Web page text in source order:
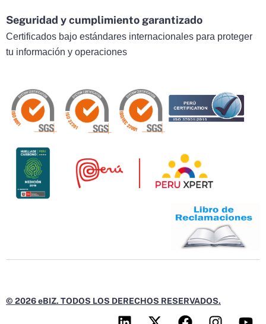
Seguridad y cumplimiento garantizado
Certificados bajo estándares internacionales para proteger
tu información y operaciones
© 2026 eBIZ. TODOS LOS DERECHOS RESERVADOS.
L
X
F
I
Y